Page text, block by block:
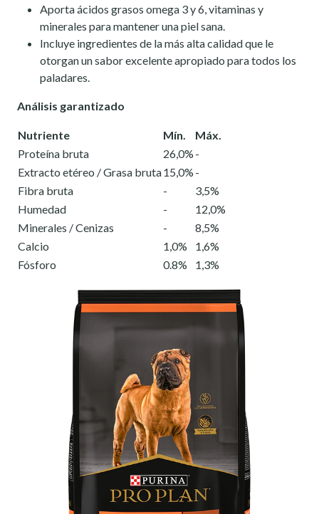
Aporta ácidos grasos omega 3 y 6, vitaminas y
minerales para mantener una piel sana.
Incluye ingredientes de la más alta calidad que le
otorgan un sabor excelente apropiado para todos los
paladares.
Análisis garantizado
Nutriente Mín.
Máx.
Proteína bruta
26,0% -
Extracto etéreo / Grasa bruta15,0% -
Fibra bruta
-
3,5%
Humedad
-
12,0%
Minerales / Cenizas
-
8,5%
Calcio
1,0%
1,6%
Fósforo
0.8% 1,3%